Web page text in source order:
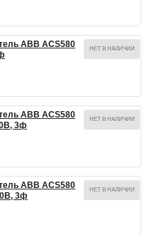
ABB ACS580
НЕТ В НАЛИЧИИ
ABB ACS580
3ф
НЕТ В НАЛИЧИИ
ABB ACS580
3ф
НЕТ В НАЛИЧИИ